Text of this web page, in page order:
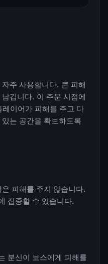
주 사용합니다. 큰 피해
깁니다. 이 주문 시점에
이어가 피해를 주고 다
는 공간을 확보하도록
피해를 주지 않습니다.
집중할 수 있습니다.
분신이 보스에게 피해를